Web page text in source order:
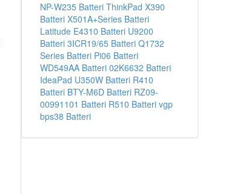
NP-W235 Batteri ThinkPad X390
Batteri X501A+Series Batteri
Latitude E4310 Batteri U9200
Batteri 3ICR19/65 Batteri Q1732
Series Batteri Pi06 Batteri
WD549AA Batteri 02K6632 Batteri
IdeaPad U350W Batteri R410
Batteri BTY-M6D Batteri RZ09-
00991101 Batteri R510 Batteri vgp
bps38 Batteri